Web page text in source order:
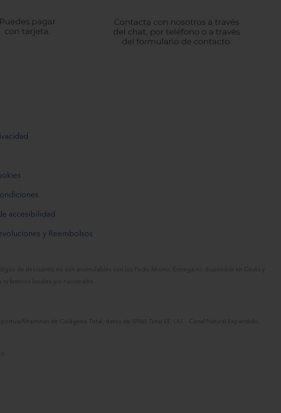
accesibilidad
y Reembolsos
de descuento no son acumulables con los Packs Ahorro. Entrega no disponible en Ceuta y
festivos locales y/o nacionales.
Vitaminas de Colágeno Total, datos de SPINS Total EE. UU. - Canal Natural Expandido,